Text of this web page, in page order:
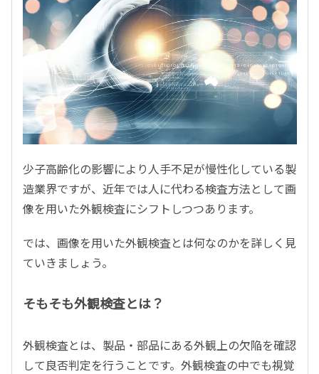
少子高齢化の影響により人手不足が慢性化している製
造業界ですが、近年では人に代わる検査方法として画
像を用いた外観検査にシフトしつつあります。
では、画像を用いた外観検査とは何なのかを詳しく見
ていきましょう。
そもそも外観検査とは？
外観検査とは、製品・部品にある外観上の欠陥を確認
して良否判定を行うことです。外観検査の中でも視覚